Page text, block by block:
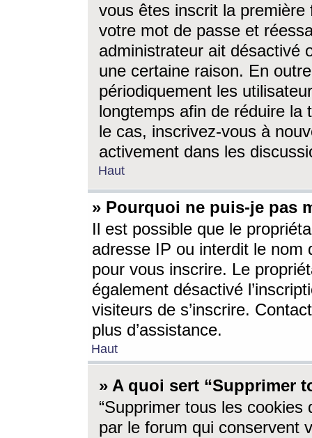
vous êtes inscrit la première
votre mot de passe et
administrateur ait désactivé
une certaine raison. En
périodiquement les
longtemps afin de réduire la
le cas, inscrivez-vous à
activement dans les
Haut
» Pourquoi ne puis-je pas
Il est possible que le
adresse IP ou interdit le nom
pour vous inscrire. Le
également désactivé
visiteurs de s’inscrire.
plus d’assistance.
Haut
» A quoi sert “Supprimer
“Supprimer tous les cookies
par le forum qui conservent